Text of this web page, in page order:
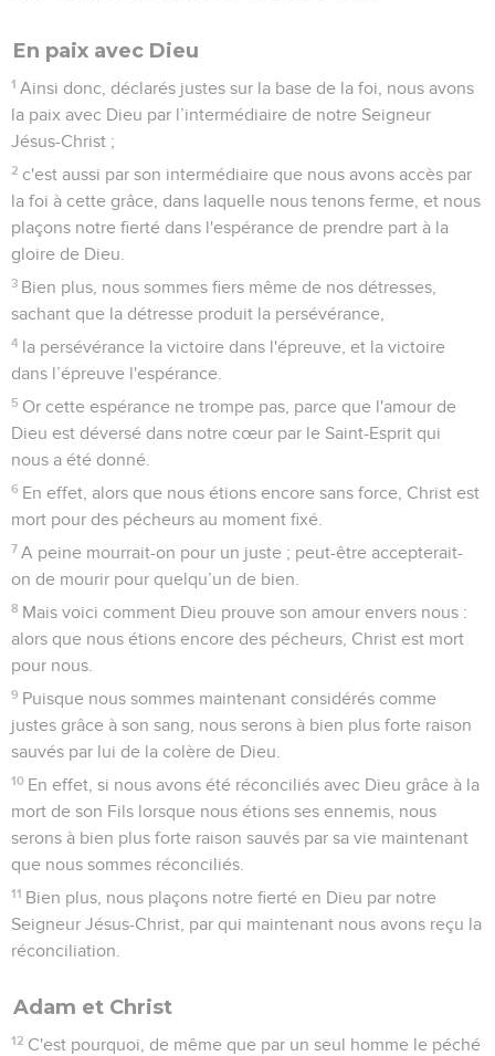
En paix avec Dieu
1 Ainsi donc, déclarés justes sur la base de la foi, nous avons
la paix avec Dieu par l’intermédiaire de notre Seigneur
Jésus-Christ ;
2 c'est aussi par son intermédiaire que nous avons accès par
la foi à cette grâce, dans laquelle nous tenons ferme, et nous
plaçons notre fierté dans l'espérance de prendre part à la
gloire de Dieu.
3 Bien plus, nous sommes fiers même de nos détresses,
sachant que la détresse produit la persévérance,
4 la persévérance la victoire dans l'épreuve, et la victoire
dans l’épreuve l'espérance.
5 Or cette espérance ne trompe pas, parce que l'amour de
Dieu est déversé dans notre cœur par le Saint-Esprit qui
nous a été donné.
6 En effet, alors que nous étions encore sans force, Christ est
mort pour des pécheurs au moment fixé.
7 A peine mourrait-on pour un juste ; peut-être accepterait-
on de mourir pour quelqu’un de bien.
8 Mais voici comment Dieu prouve son amour envers nous :
alors que nous étions encore des pécheurs, Christ est mort
pour nous.
9 Puisque nous sommes maintenant considérés comme
justes grâce à son sang, nous serons à bien plus forte raison
sauvés par lui de la colère de Dieu.
10 En effet, si nous avons été réconciliés avec Dieu grâce à la
mort de son Fils lorsque nous étions ses ennemis, nous
serons à bien plus forte raison sauvés par sa vie maintenant
que nous sommes réconciliés.
11 Bien plus, nous plaçons notre fierté en Dieu par notre
Seigneur Jésus-Christ, par qui maintenant nous avons reçu la
réconciliation.
Adam et Christ
12 C'est pourquoi, de même que par un seul homme le péché